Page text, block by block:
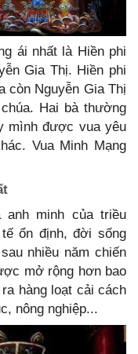
ái nhất là Hiền phi
Gia Thị. Hiền phi
còn Nguyễn Gia Thị
Hai bà thường
mình được vua yêu
Vua Minh Mạng
minh của triều
ổn định, đời sống
nhiều năm chiến
mở rộng hơn bao
hàng loạt cải cách
nông nghiệp...